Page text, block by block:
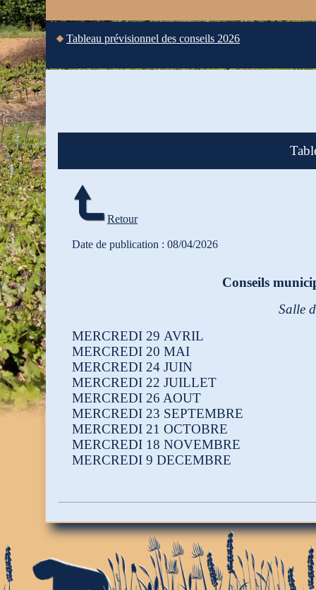
Tableau prévisionnel des conseils 2026
Retour
Date de publication : 08/04/2026
Conseils
Salle
MERCREDI 29 AVRIL
MERCREDI 20 MAI
MERCREDI 24 JUIN
MERCREDI 22 JUILLET
MERCREDI 26 AOUT
MERCREDI 23 SEPTEMBRE
MERCREDI 21 OCTOBRE
MERCREDI 18 NOVEMBRE
MERCREDI 9 DECEMBRE